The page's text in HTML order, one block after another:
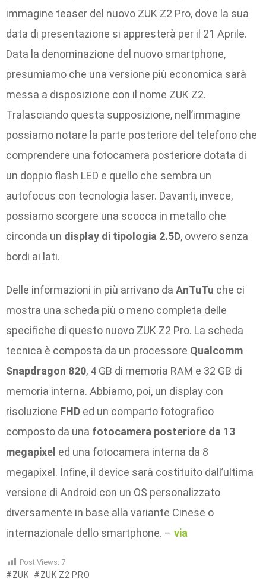
immagine teaser del nuovo ZUK Z2 Pro, dove la sua
data di presentazione si appresterà per il 21 Aprile.
Data la denominazione del nuovo smartphone,
presumiamo che una versione più economica sarà
messa a disposizione con il nome ZUK Z2.
Tralasciando questa supposizione, nell’immagine
possiamo notare la parte posteriore del telefono che
comprendere una fotocamera posteriore dotata di
un doppio flash LED e quello che sembra un
autofocus con tecnologia laser. Davanti, invece,
possiamo scorgere una scocca in metallo che
circonda un display di tipologia 2.5D, ovvero senza
bordi ai lati.
Delle informazioni in più arrivano da AnTuTu che ci
mostra una scheda più o meno completa delle
specifiche di questo nuovo ZUK Z2 Pro. La scheda
tecnica è composta da un processore Qualcomm
Snapdragon 820, 4 GB di memoria RAM e 32 GB di
memoria interna. Abbiamo, poi, un display con
risoluzione FHD ed un comparto fotografico
composto da una fotocamera posteriore da 13
megapixel ed una fotocamera interna da 8
megapixel. Infine, il device sarà costituito dall’ultima
versione di Android con un OS personalizzato
diversamente in base alla variante Cinese o
internazionale dello smartphone. – via
Post Views: 7
ZUK ZUK Z2 PRO